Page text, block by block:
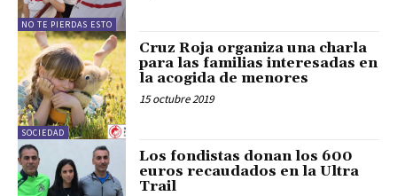
NO TE PIERDAS ESTO
SOCIEDAD
Cruz Roja organiza una charla
para las familias interesadas en
la acogida de menores
15 octubre 2019
Los fondistas donan los 600
euros recaudados en la Ultra
Trail